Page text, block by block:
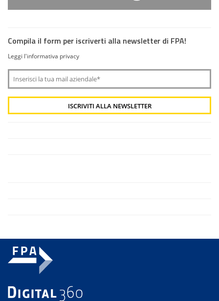
Compila il form per iscriverti alla newsletter di FPA!
Leggi l'informativa privacy